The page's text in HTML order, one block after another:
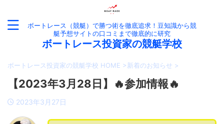
ボートレース（競艇）で勝つ術を徹底追求！豆知識から競
艇予想サイトの口コミまで徹底的に研究
ボートレース投資家の競艇学校
ボートレース投資家の競艇学校 HOME >新着のお知らせ >
【2023年3月28日】🔥参加情報🔥
2023年3月27日